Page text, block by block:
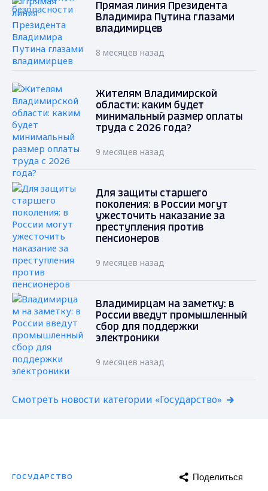
Прямая линия Президента
Владимира Путина глазами
владимирцев
8 месяцев назад
Жителям Владимирской
области: каким будет
минимальный размер оплаты
труда с 2026 года?
9 месяцев назад
Для защиты старшего
поколения: в России могут
ужесточить наказание за
преступления против
пенсионеров
9 месяцев назад
Владимирцам на заметку: в
России введут промышленный
сбор для поддержки
электроники
9 месяцев назад
Смотреть новости категории «Государство»
ГОСУДАРСТВО Поделиться